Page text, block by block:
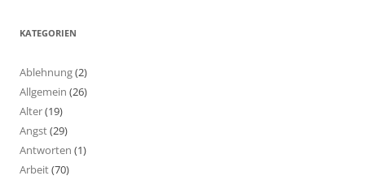
KATEGORIEN
Ablehnung(2)
Allgemein (26)
Alter(19)
Angst(29)
Antworten (1)
Arbeit(70)